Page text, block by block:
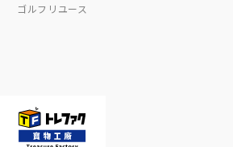
ゴルフリユース